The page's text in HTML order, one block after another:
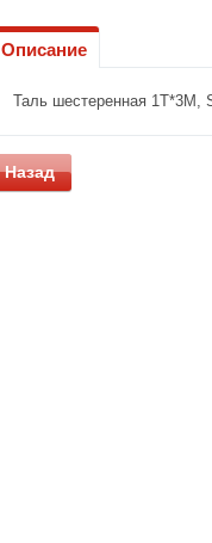
Описание
Таль шестеренная 1T*3M,
Назад